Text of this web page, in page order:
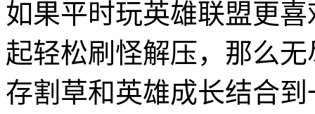
如果平时玩英雄联盟更
起轻松刷怪解压，那么
存割草和英雄成长结合